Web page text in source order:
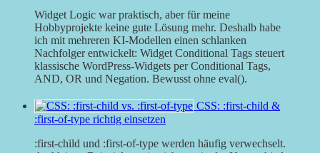
Widget Logic war praktisch, aber für meine
Hobbyprojekte keine gute Lösung mehr. Deshalb habe
ich mit mehreren KI-Modellen einen schlanken
Nachfolger entwickelt: Widget Conditional Tags steuert
klassische WordPress-Widgets per Conditional Tags,
AND, OR und Negation. Bewusst ohne eval().
CSS: :first-child &
:first-of-type richtig einsetzen
:first-child und :first-of-type werden häufig verwechselt.